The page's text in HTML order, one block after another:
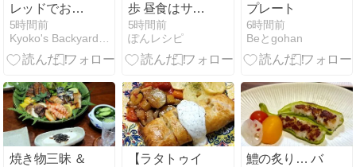
レッドでおう
ちバーガー
5時間前
Kyoko's Backyard アメリカで田舎暮らし
歩 昼食はサイ
ゼリア
5時間前
ぽんレシピ
プレート
6時間前
Beとgohan
焼き物三昧 ＆
【ラタトゥイ
鱧の炙り… バ